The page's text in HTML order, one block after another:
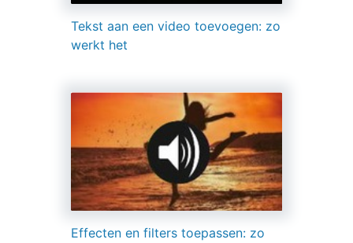
Tekst aan een video toevoegen: zo
werkt het
Effecten en filters toepassen: zo